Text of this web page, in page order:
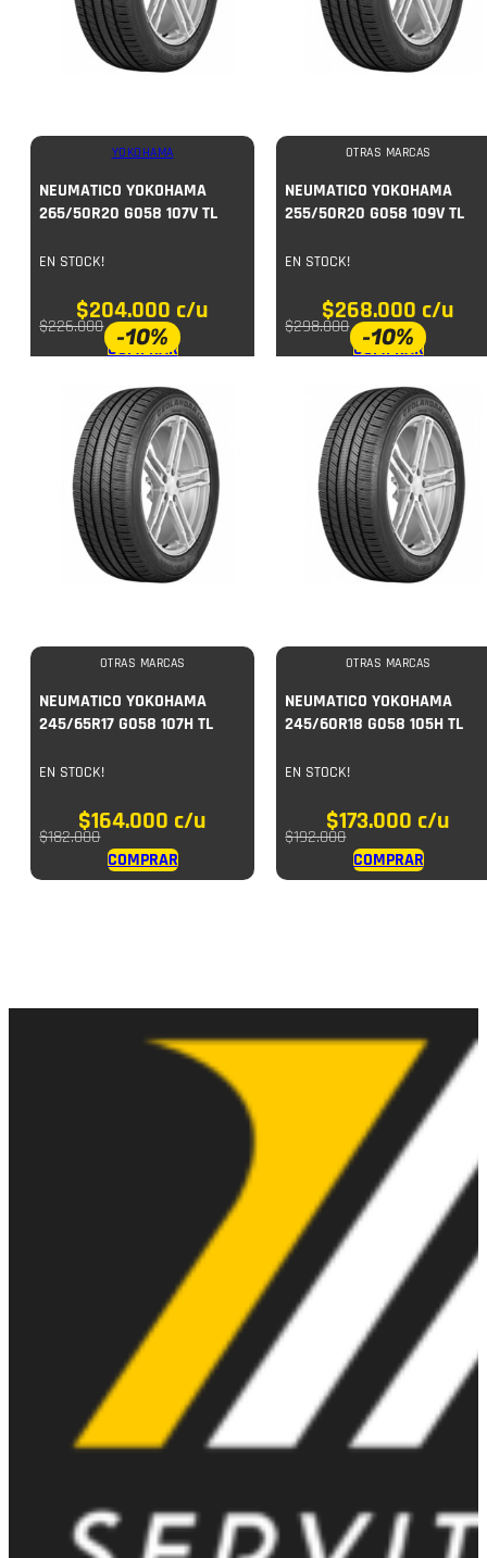
YOKOHAMA
NEUMATICO YOKOHAMA
265/50R20 G058 107V TL
EN STOCK!
$204.000 c/u
$226.000
COMPRAR
OTRAS MARCAS
NEUMATICO YOKOHAMA
255/50R20 G058 109V TL
EN STOCK!
$268.000 c/u
$298.000
COMPRAR
-10%
OTRAS MARCAS
NEUMATICO YOKOHAMA
245/65R17 G058 107H TL
EN STOCK!
$164.000 c/u
$182.000
COMPRAR
-10%
OTRAS MARCAS
NEUMATICO YOKOHAMA
245/60R18 G058 105H TL
EN STOCK!
$173.000 c/u
$192.000
COMPRAR